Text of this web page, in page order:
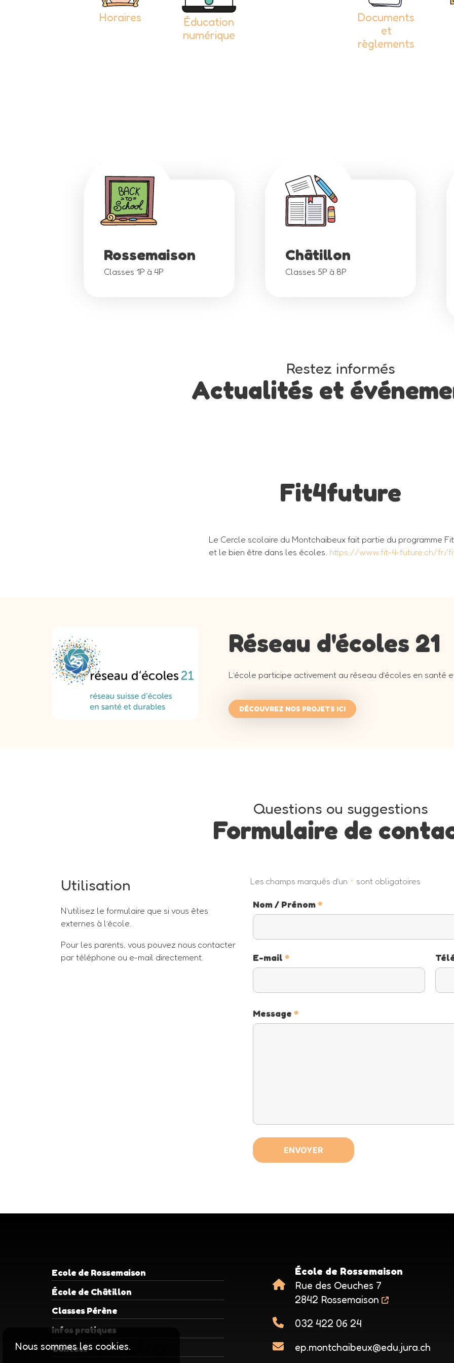
Horaires
Éducation
numérique
Documents
et
règlements
Rossemaison
Classes 1P à 4P
Châtillon
Classes 5P à 8P
Restez informés
Actualités et
Fit4future
Le Cercle scolaire du Montchaibeux fait partie du programme
et le bien être dans les écoles. https://www.fit-4-future.ch/fr/
Réseau d'écoles 21
L’école participe activement au réseau d’écoles en santé
DÉCOUVREZ NOS PROJETS ICI
Questions ou suggestions
Formulaire de
Utilisation
N’utilisez le formulaire que si vous êtes
externes à l’école.
Pour les parents, vous pouvez nous contacter
par téléphone ou e-mail directement.
Les champs marqués d’un * sont obligatoires
Nom / Prénom*
E-mail*
Message*
Ecole de Rossemaison
École de Châtillon
Classes Pérène
Infos pratiques
Contact
École de Rossemaison
Rue des Oeuches 7
2842 Rossemaison
032 422 06 24
ep.montchaibeux@edu.jura.ch
Nous sommes les cookies.